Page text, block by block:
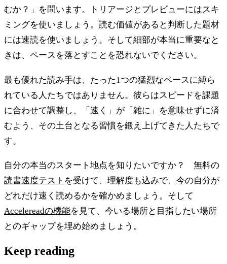
むか？」を問います。トリアージとプレビューにはスキ
ミングを使いましょう。読む価値があると判断した題材
には速読を使いましょう。そして細部が本当に重要なと
きは、ペースを落とすことを恐れないでください。
最も優れた読み手は、たった1つの猛烈なペースに縛ら
れている人たちではありません。彼らはスピードを課題
に合わせて調整し、「速く」が「雑に」を意味せずに済
むよう、その土台となる習慣を鍛え上げてきた人たちで
す。
自分の本当のスタート地点を知りたいですか？ 無料の
読書速度テスト を受けて、理解度も込みで、今の自分が
どれだけ速く読めるかを確かめましょう。そして
Accelereadの機能を見て、今いる場所と目指したい場所
とのギャップを埋め始めましょう。
Keep reading